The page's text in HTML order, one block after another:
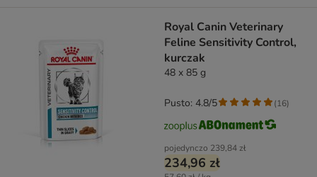
Royal Canin Veterinary
Feline Sensitivity Control,
kurczak
48 x 85 g
pojedynczo 239,84 zł
234,96 zł
Pusto: 4.8/5 (16)